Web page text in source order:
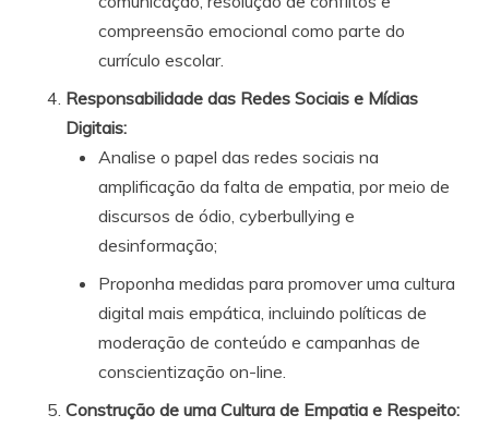
compreensão emocional como parte do
currículo escolar.
Responsabilidade das Redes Sociais e Mídias
Digitais:
Analise o papel das redes sociais na
amplificação da falta de empatia, por meio de
discursos de ódio, cyberbullying e
desinformação;
Proponha medidas para promover uma cultura
digital mais empática, incluindo políticas de
moderação de conteúdo e campanhas de
conscientização on-line.
Construção de uma Cultura de Empatia e Respeito: